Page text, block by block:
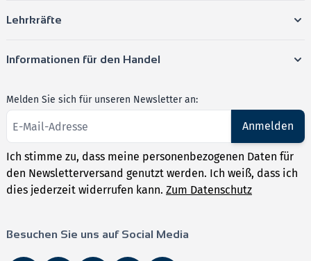
MedAT-Vorbereitung brauchst.
Lehrkräfte
Informationen für den Handel
Melden Sie sich für unseren Newsletter an:
Anmelden
Ich stimme zu, dass meine personenbezogenen Daten für
den Newsletterversand genutzt werden. Ich weiß, dass ich
dies jederzeit widerrufen kann. Zum Datenschutz
Besuchen Sie uns auf Social Media